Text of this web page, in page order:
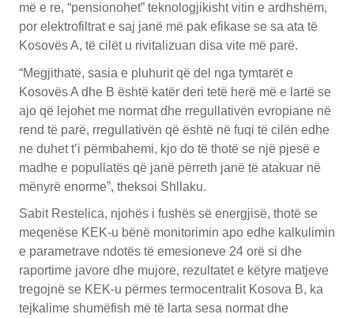
më e re, “pensionohet” teknologjikisht vitin e ardhshëm,
por elektrofiltrat e saj janë më pak efikase se sa ata të
Kosovës A, të cilët u rivitalizuan disa vite më parë.
“Megjithatë, sasia e pluhurit që del nga tymtarët e
Kosovës A dhe B është katër deri tetë herë më e lartë se
ajo që lejohet me normat dhe rregullativën evropiane në
rend të parë, rregullativën që është në fuqi të cilën edhe
ne duhet t’i përmbahemi, kjo do të thotë se një pjesë e
madhe e popullatës që janë përreth janë të atakuar në
mënyrë enorme”, theksoi Shllaku.
Sabit Restelica, njohës i fushës së energjisë, thotë se
meqenëse KEK-u bënë monitorimin apo edhe kalkulimin
e parametrave ndotës të emesioneve 24 orë si dhe
raportime javore dhe mujore, rezultatet e këtyre matjeve
tregojnë se KEK-u përmes termocentralit Kosova B, ka
tejkalime shumëfish më të larta sesa normat dhe